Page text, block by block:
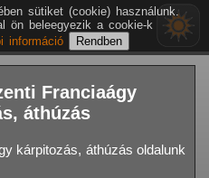
Franciaágy
áthúzás
kárpitozás, áthúzás oldalunk
sütiket (cookie) használunk.
ön beleegyezik a cookie-k
információ